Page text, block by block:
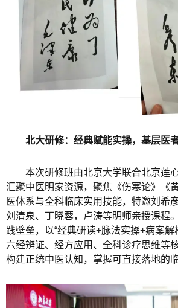
北大研修：经典赋能实操，基层医
本次研修班由北京大学联合北京莲
汇聚中医明家资源，聚焦《伤寒论》《
医体系与全科临床实用技能，特邀刘希
刘清泉、丁晓蓉，卢涛等明师亲授课程
践壁垒，以“经典研读+脉法实操+病案解
六经辨证、经方应用、全科诊疗思维等
构建正统中医认知，掌握可直接落地的